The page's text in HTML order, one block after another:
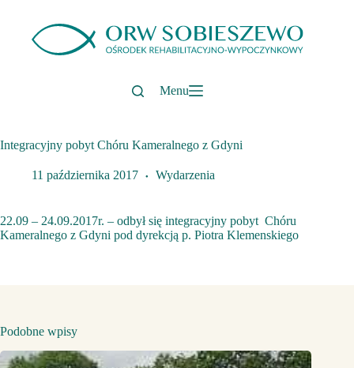
Menu
Integracyjny pobyt Chóru Kameralnego z Gdyni
11 października 2017 Wydarzenia
22.09 – 24.09.2017r. – odbył się integracyjny pobyt Chóru
Kameralnego z Gdyni pod dyrekcją p. Piotra Klemenskiego
Podobne wpisy